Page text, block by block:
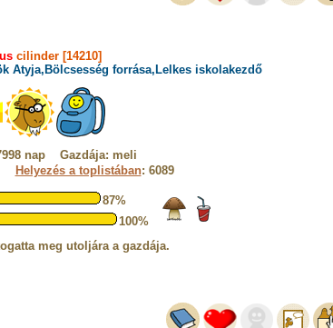
cilinder [14210]
Atyja,Bölcsesség forrása,Lelkes iskolakezdő
nap Gazdája: meli
Helyezés a toplistában: 6089
87%
100%
meg utoljára a gazdája.